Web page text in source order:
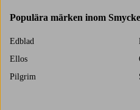
Populära märken inom
Edblad
Ellos
Pilgrim